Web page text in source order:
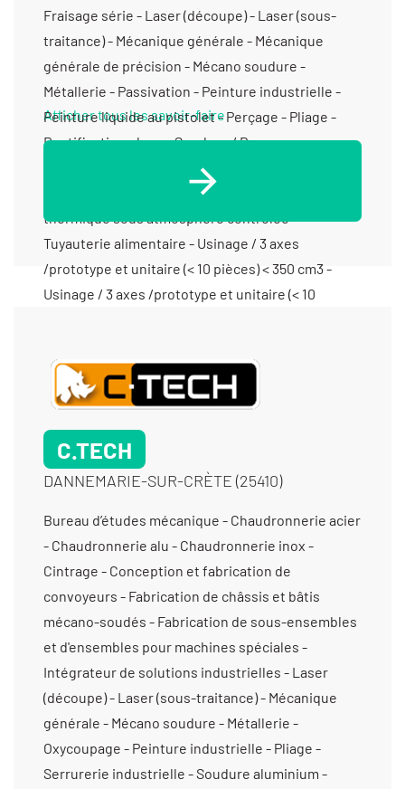
Fraisage série - Laser (découpe) - Laser (sous-
traitance) - Mécanique générale - Mécanique
générale de précision - Mécano soudure -
Métallerie - Passivation - Peinture industrielle -
Peinture liquide au pistolet - Perçage - Pliage -
Rectification plane - Soudure / Brasure
traditionnelle - Soudure aluminium - Tôlerie fine/
de précision - Tôlerie industrielle - Traitement
thermique sous atmosphère contrôlée -
Tuyauterie alimentaire - Usinage / 3 axes
/prototype et unitaire (< 10 pièces) < 350 cm3 -
Usinage / 3 axes /prototype et unitaire (< 10
Usinage / 5 axes /prototype et unitaire (< 10
pièces) entre 350 cm3 et 1000 cm3
Afficher tous les savoir-faire
C.TECH
DANNEMARIE-SUR-CRÈTE (25410)
Bureau d’études mécanique - Chaudronnerie acier
- Chaudronnerie alu - Chaudronnerie inox -
Cintrage - Conception et fabrication de
convoyeurs - Fabrication de châssis et bâtis
mécano-soudés - Fabrication de sous-ensembles
et d'ensembles pour machines spéciales -
Intégrateur de solutions industrielles - Laser
(découpe) - Laser (sous-traitance) - Mécanique
générale - Mécano soudure - Métallerie -
Oxycoupage - Peinture industrielle - Pliage -
Serrurerie industrielle - Soudure aluminium -